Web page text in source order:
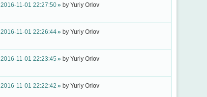
2016-11-01 22:27:50 byYuriy Orlov
2016-11-01 22:26:44 byYuriy Orlov
2016-11-01 22:23:45 byYuriy Orlov
2016-11-01 22:22:42 byYuriy Orlov